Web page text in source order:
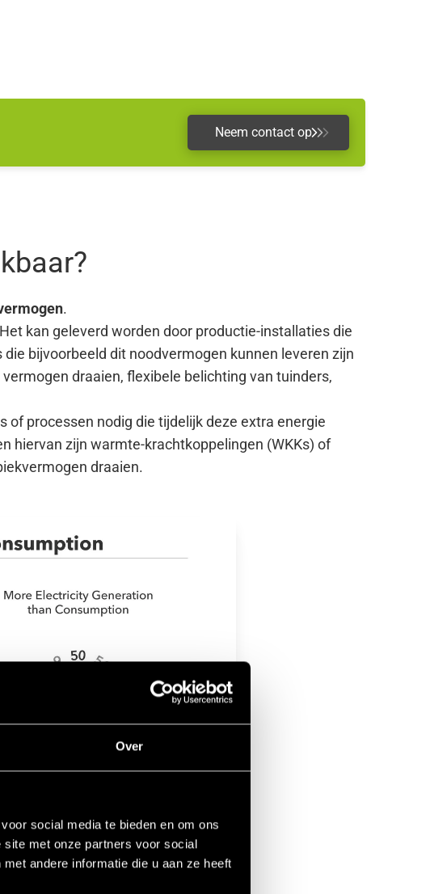
Over
social media te bieden en om ons
met onze partners voor social
andere informatie die u aan ze heeft
Neem contact op
.
kan geleverd worden door productie-installaties die
bijvoorbeeld dit noodvermogen kunnen leveren zijn
draaien, flexibele belichting van tuinders,
of processen nodig die tijdelijk deze extra energie
hiervan zijn warmte-krachtkoppelingen (WKKs) of
draaien.